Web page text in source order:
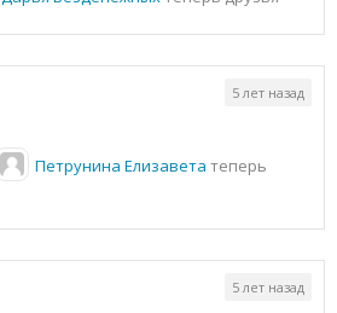
Петрунина Елизавета теперь
5 лет назад
5 лет назад